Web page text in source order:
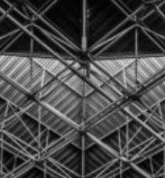
O NOSSO
promocionais
downloads e mais.
É grátis.